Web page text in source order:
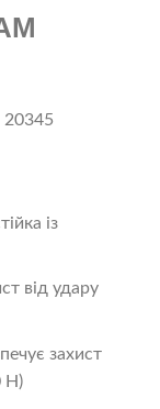
20345
із
від удару
захист
Н)